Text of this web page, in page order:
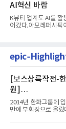
AI혁신 바람
K뷰티 업계도 AI를 활
어갔다.아모레퍼시픽
epic-
[보스상륙작전-
원]
입사 12년 만에
2014년 한화그룹에
만에 부회장으로 올